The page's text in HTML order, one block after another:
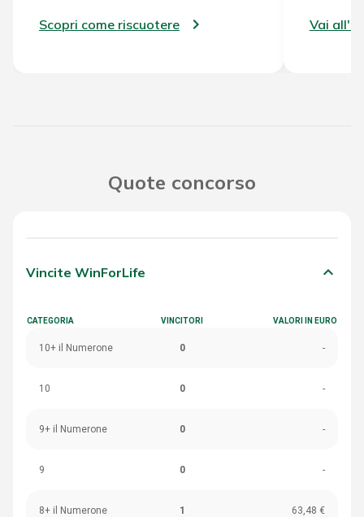
Scopri come riscuotere Vai
Quote concorso
Vincite WinForLife keyboard_arrow_down
CATEGORIA VINCITORI VALORI IN EURO
10+ il Numerone 0 -
10 0 -
9+ il Numerone 0 -
9 0 -
8+ il Numerone 1 63,48 €